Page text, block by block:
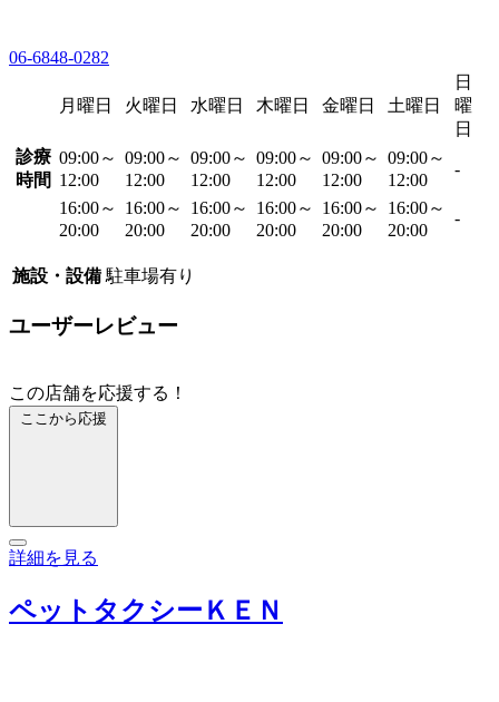
06-6848-0282
月曜日 火曜日 水曜日 木曜日 金曜日 土曜日
日
曜
日
診療
時間
09:00～
12:00
09:00～
12:00
09:00～
12:00
09:00～
12:00
09:00～
12:00
09:00～
12:00
-
16:00～
20:00
16:00～
20:00
16:00～
20:00
16:00～
20:00
16:00～
20:00
16:00～
20:00
-
施設・設備 駐車場有り
ユーザーレビュー
この店舗を応援する！
ここから応援
詳細を見る
ペットタクシーＫＥＮ